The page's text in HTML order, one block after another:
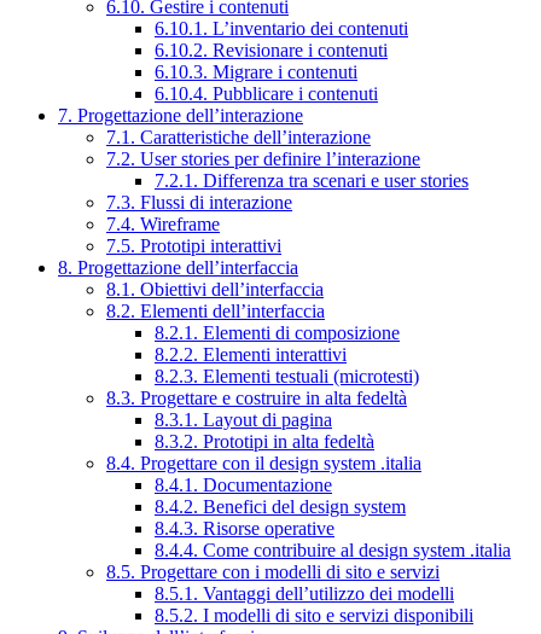
6.10. Gestire i contenuti
6.10.1. L’inventario dei contenuti
6.10.2. Revisionare i contenuti
6.10.3. Migrare i contenuti
6.10.4. Pubblicare i contenuti
7. Progettazione dell’interazione
7.1. Caratteristiche dell’interazione
7.2. User stories per definire l’interazione
7.2.1. Differenza tra scenari e user stories
7.3. Flussi di interazione
7.4. Wireframe
7.5. Prototipi interattivi
8. Progettazione dell’interfaccia
8.1. Obiettivi dell’interfaccia
8.2. Elementi dell’interfaccia
8.2.1. Elementi di composizione
8.2.2. Elementi interattivi
8.2.3. Elementi testuali (microtesti)
8.3. Progettare e costruire in alta fedeltà
8.3.1. Layout di pagina
8.3.2. Prototipi in alta fedeltà
8.4. Progettare con il design system .italia
8.4.1. Documentazione
8.4.2. Benefici del design system
8.4.3. Risorse operative
8.4.4. Come contribuire al design system .italia
8.5. Progettare con i modelli di sito e servizi
8.5.1. Vantaggi dell’utilizzo dei modelli
8.5.2. I modelli di sito e servizi disponibili